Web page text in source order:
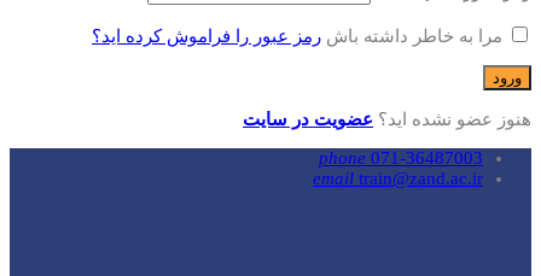
مرا به خاطر داشته باش رمز عبور را فراموش کرده اید؟
هنوز عضو نشده اید؟ عضویت در سایت
phone 071-36487003
email train@zand.ac.ir